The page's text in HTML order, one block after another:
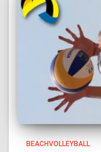
BEACHVOLLEYBALL